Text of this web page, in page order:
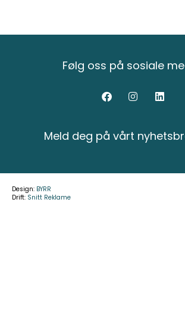
Følg oss på sosiale
Meld deg på vårt
Design: BYRR
Drift: Snitt Reklame